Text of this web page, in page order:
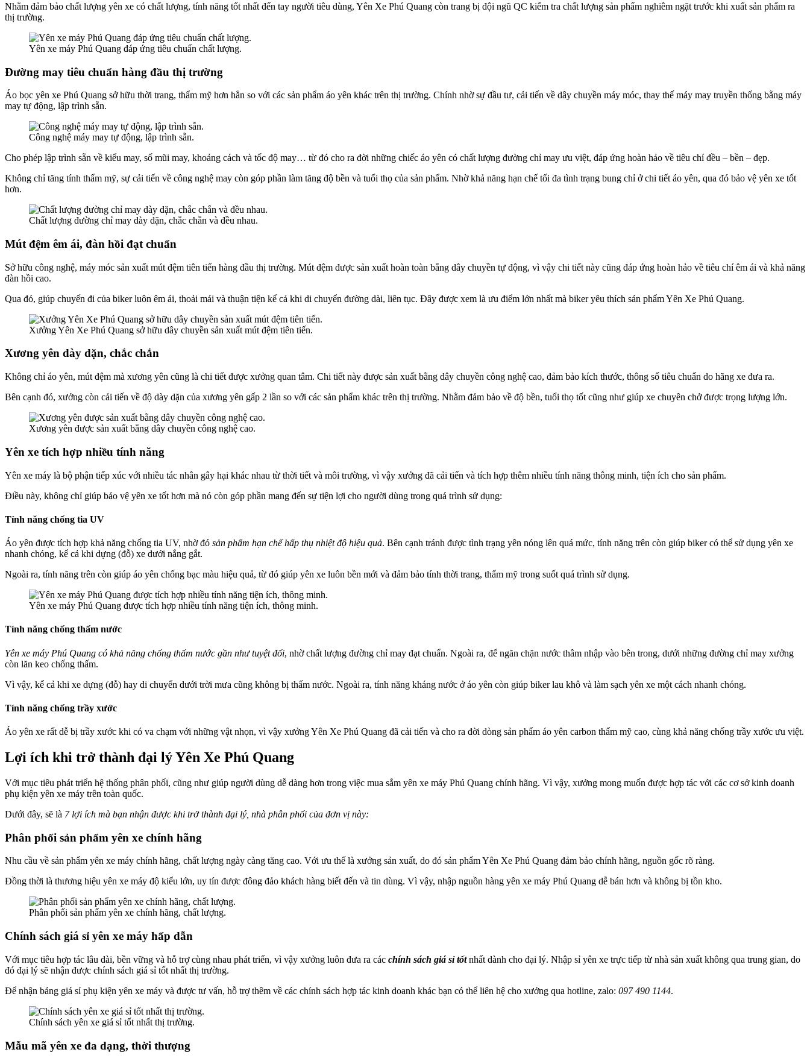
Nhằm đảm bảo chất lượng yên xe có chất lượng, tính năng tốt nhất đến tay người tiêu dùng, Yên Xe Phú Quang còn trang bị đội ngũ QC kiểm tra chất lượng sản phẩm nghiêm ngặt trước khi xuất sản phẩm ra
thị trường.
Yên xe máy Phú Quang đáp ứng tiêu chuẩn chất lượng.
Đường may tiêu chuẩn hàng đầu thị trường
Áo bọc yên xe Phú Quang sở hữu thời trang, thẩm mỹ hơn hẳn so với các sản phẩm áo yên khác trên thị trường. Chính nhờ sự đầu tư, cải tiến về dây chuyền máy móc, thay thế máy may truyền thống bằng máy
may tự động, lập trình sẵn.
Công nghệ máy may tự động, lập trình sẵn.
Cho phép lập trình sẵn về kiểu may, số mũi may, khoảng cách và tốc độ may… từ đó cho ra đời những chiếc áo yên có chất lượng đường chỉ may ưu việt, đáp ứng hoàn hảo về tiêu chí đều – bền – đẹp.
Không chỉ tăng tính thẩm mỹ, sự cải tiến về công nghệ may còn góp phần làm tăng độ bền và tuổi thọ của sản phẩm. Nhờ khả năng hạn chế tối đa tình trạng bung chỉ ở chi tiết áo yên, qua đó bảo vệ yên xe tốt
hơn.
Chất lượng đường chỉ may dày dặn, chắc chắn và đều nhau.
Mút đệm êm ái, đàn hồi đạt chuẩn
Sở hữu công nghệ, máy móc sản xuất mút đệm tiên tiến hàng đầu thị trường. Mút đệm được sản xuất hoàn toàn bằng dây chuyền tự động, vì vậy chi tiết này cũng đáp ứng hoàn hảo về tiêu chí êm ái và khả năng
đàn hồi cao.
Qua đó, giúp chuyến đi của biker luôn êm ái, thoải mái và thuận tiện kể cả khi di chuyển đường dài, liên tục. Đây được xem là ưu điểm lớn nhất mà biker yêu thích sản phẩm Yên Xe Phú Quang.
Xưởng Yên Xe Phú Quang sở hữu dây chuyền sản xuất mút đệm tiên tiến.
Xương yên dày dặn, chắc chắn
Không chỉ áo yên, mút đệm mà xương yên cũng là chi tiết được xưởng quan tâm. Chi tiết này được sản xuất bằng dây chuyền công nghệ cao, đảm bảo kích thước, thông số tiêu chuẩn do hãng xe đưa ra.
Bên cạnh đó, xưởng còn cải tiến về độ dày dặn của xương yên gấp 2 lần so với các sản phẩm khác trên thị trường. Nhằm đảm bảo về độ bền, tuổi thọ tốt cũng như giúp xe chuyên chở được trọng lượng lớn.
Xương yên được sản xuất bằng dây chuyền công nghệ cao.
Yên xe tích hợp nhiều tính năng
Yên xe máy là bộ phận tiếp xúc với nhiều tác nhân gây hại khác nhau từ thời tiết và môi trường, vì vậy xưởng đã cải tiến và tích hợp thêm nhiều tính năng thông minh, tiện ích cho sản phẩm.
Điều này, không chỉ giúp bảo vệ yên xe tốt hơn mà nó còn góp phần mang đến sự tiện lợi cho người dùng trong quá trình sử dụng:
Tính năng chống tia UV
Áo yên được tích hợp khả năng chống tia UV, nhờ đó sản phẩm hạn chế hấp thụ nhiệt độ hiệu quả. Bên cạnh tránh được tình trạng yên nóng lên quá mức, tính năng trên còn giúp biker có thể sử dụng yên xe
nhanh chóng, kể cả khi dựng (đỗ) xe dưới nắng gắt.
Ngoài ra, tính năng trên còn giúp áo yên chống bạc màu hiệu quả, từ đó giúp yên xe luôn bền mới và đảm bảo tính thời trang, thẩm mỹ trong suốt quá trình sử dụng.
Yên xe máy Phú Quang được tích hợp nhiều tính năng tiện ích, thông minh.
Tính năng chống thấm nước
Yên xe máy Phú Quang có khả năng chống thấm nước gần như tuyệt đối, nhờ chất lượng đường chỉ may đạt chuẩn. Ngoài ra, để ngăn chặn nước thâm nhập vào bên trong, dưới những đường chỉ may xưởng
còn lăn keo chống thấm.
Vì vậy, kể cả khi xe dựng (đỗ) hay di chuyển dưới trời mưa cũng không bị thấm nước. Ngoài ra, tính năng kháng nước ở áo yên còn giúp biker lau khô và làm sạch yên xe một cách nhanh chóng.
Tính năng chống trầy xước
Áo yên xe rất dễ bị trầy xước khi có va chạm với những vật nhọn, vì vậy xưởng Yên Xe Phú Quang đã cải tiến và cho ra đời dòng sản phẩm áo yên carbon thẩm mỹ cao, cùng khả năng chống trầy xước ưu việt.
Lợi ích khi trở thành đại lý Yên Xe Phú Quang
Với mục tiêu phát triển hệ thống phân phối, cũng như giúp người dùng dễ dàng hơn trong việc mua sắm yên xe máy Phú Quang chính hãng. Vì vậy, xưởng mong muốn được hợp tác với các cơ sở kinh doanh
phụ kiện yên xe máy trên toàn quốc.
Dưới đây, sẽ là 7 lợi ích mà bạn nhận được khi trở thành đại lý, nhà phân phối của đơn vị này:
Phân phối sản phẩm yên xe chính hãng
Nhu cầu về sản phẩm yên xe máy chính hãng, chất lượng ngày càng tăng cao. Với ưu thế là xưởng sản xuất, do đó sản phẩm Yên Xe Phú Quang đảm bảo chính hãng, nguồn gốc rõ ràng.
Đồng thời là thương hiệu yên xe máy độ kiểu lớn, uy tín được đông đảo khách hàng biết đến và tin dùng. Vì vậy, nhập nguồn hàng yên xe máy Phú Quang dễ bán hơn và không bị tồn kho.
Phân phối sản phẩm yên xe chính hãng, chất lượng.
Chính sách giá sỉ yên xe máy hấp dẫn
Với mục tiêu hợp tác lâu dài, bền vững và hỗ trợ cùng nhau phát triển, vì vậy xưởng luôn đưa ra các chính sách giá sỉ tốtnhất dành cho đại lý. Nhập sỉ yên xe trực tiếp từ nhà sản xuất không qua trung gian, do
đó đại lý sẽ nhận được chính sách giá sỉ tốt nhất thị trường.
Để nhận bảng giá sỉ phụ kiện yên xe máy và được tư vấn, hỗ trợ thêm về các chính sách hợp tác kinh doanh khác bạn có thể liên hệ cho xưởng qua hotline, zalo: 097 490 1144.
Chính sách yên xe giá sỉ tốt nhất thị trường.
Mẫu mã yên xe đa dạng, thời thượng